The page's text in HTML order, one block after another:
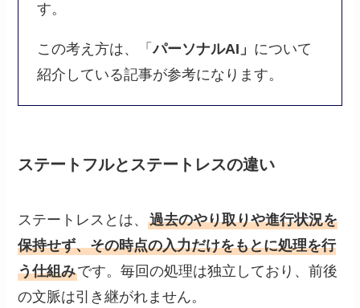
す。
この考え方は、「パーソナルAI」 について
紹介している記事が参考になります。
ステートフルとステートレスの違い
ステートレスとは、過去のやり取りや進行状況を
保持せず、その時点の入力だけをもとに処理を行
う仕組みです。毎回の処理は独立しており、前後
の文脈は引き継がれません。